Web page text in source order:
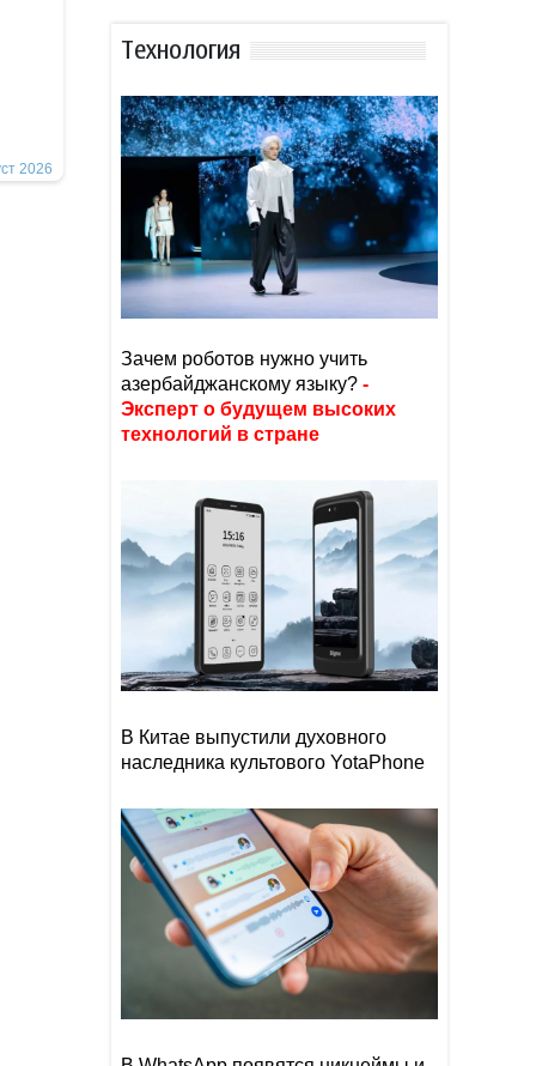
2026
Тexнoлoгия
Зачем роботов нужно учить
азербайджанскому языку? -
Эксперт о будущем высоких
технологий в стране
В Китае выпустили духовного
наследника культового YotaPhone